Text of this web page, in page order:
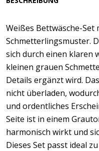
Weißes Bettwäsche-Set
Schmetterlingsmuster.
sich durch einen klaren
kleinen grauen
Details ergänzt wird.
nicht überladen,
und ordentliches
Seite ist in einem
harmonisch wirkt und
Dieses Set passt ideal